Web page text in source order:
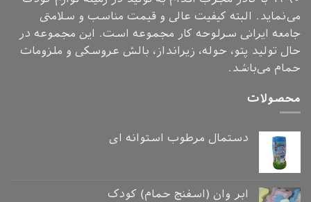
می‌نماید. البته کیفیت عالی و قیمت مناسب و سلامتی
جامعه ایرانی سرلوحه کار مجموعه است. این مجموعه در
حال تولید پتو، حوله، زیرانداز، بالش عروسکی و ملزومات
حمام می‌باشد.
محصولات
دستمال مرطوب استوانه ای
ابر وان (اسفنج حمام) کودک